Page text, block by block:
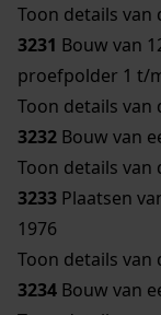
Toon details van
3231 Bouw van
proefpolder 1 t/
Toon details van
3232 Bouw van
Toon details van
3233 Plaatsen
1976
Toon details van
3234 Bouw van